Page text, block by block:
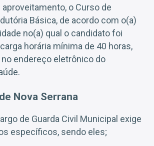
o Curso de
Básica, de acordo com o(a)
no(a) qual o candidato foi
horária mínima de 40 horas,
endereço eletrônico do
Nova Serrana
de Guarda Civil Municipal exige
específicos, sendo eles;